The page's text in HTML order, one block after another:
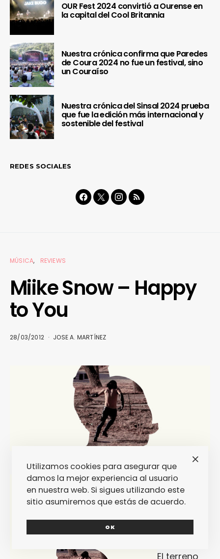
OUR Fest 2024 convirtió a Ourense en
la capital del Cool Britannia
Nuestra crónica confirma que Paredes
de Coura 2024 no fue un festival, sino
un Couraíso
Nuestra crónica del Sinsal 2024 prueba
que fue la edición más internacional y
sostenible del festival
REDES SOCIALES
MÚSICA REVIEWS
Miike Snow – Happy
to You
28/03/2012 JOSE A. MARTÍNEZ
Utilizamos cookies para asegurar que
damos la mejor experiencia al usuario
en nuestra web. Si sigues utilizando este
sitio asumiremos que estás de acuerdo.
OK